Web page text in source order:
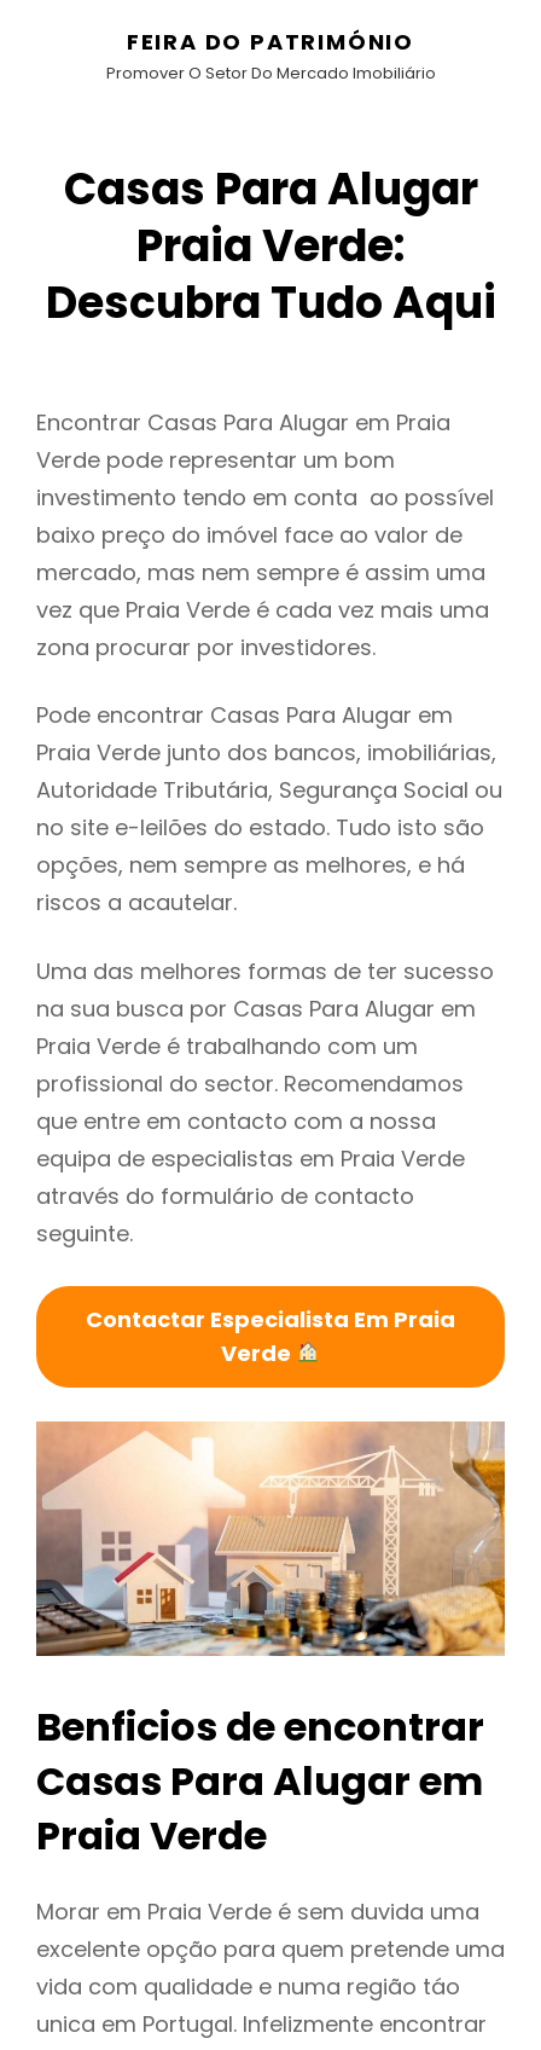
FEIRA DO PATRIMÓNIO
Promover O Setor Do Mercado Imobiliário
Casas Para Alugar
Praia Verde:
Descubra Tudo Aqui
Encontrar Casas Para Alugar em Praia
Verde pode representar um bom
investimento tendo em conta ao possível
baixo preço do imóvel face ao valor de
mercado, mas nem sempre é assim uma
vez que Praia Verde é cada vez mais uma
zona procurar por investidores.
Pode encontrar Casas Para Alugar em
Praia Verde junto dos bancos, imobiliárias,
Autoridade Tributária, Segurança Social ou
no site e-leilões do estado. Tudo isto são
opções, nem sempre as melhores, e há
riscos a acautelar.
Uma das melhores formas de ter sucesso
na sua busca por Casas Para Alugar em
Praia Verde é trabalhando com um
profissional do sector. Recomendamos
que entre em contacto com a nossa
equipa de especialistas em Praia Verde
através do formulário de contacto
seguinte.
Contactar Especialista Em Praia
Verde
Benficios de encontrar
Casas Para Alugar em
Praia Verde
Morar em Praia Verde é sem duvida uma
excelente opção para quem pretende uma
vida com qualidade e numa região táo
unica em Portugal. Infelizmente encontrar